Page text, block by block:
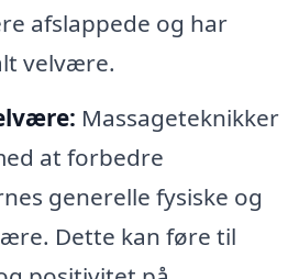
afslappede og har
velvære.
Massageteknikker
at forbedre
generelle fysiske og
Dette kan føre til